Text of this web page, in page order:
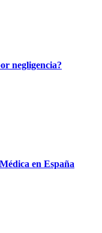
negligencia?
en España